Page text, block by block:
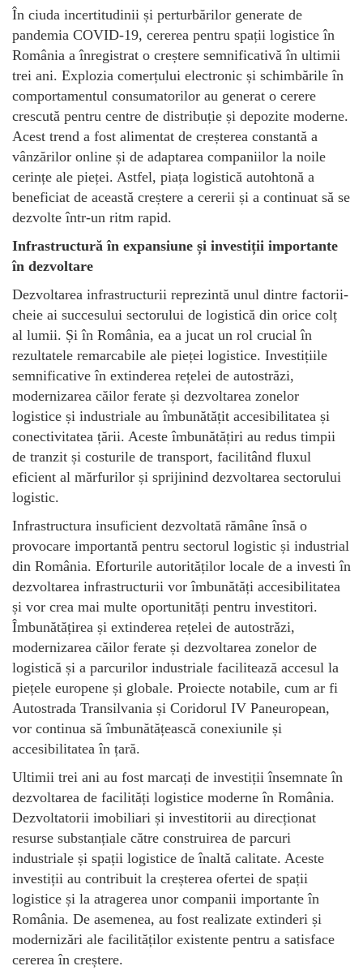
În ciuda incertitudinii și perturbărilor generate de
pandemia COVID-19, cererea pentru spații logistice în
România a înregistrat o creștere semnificativă în ultimii
trei ani. Explozia comerțului electronic și schimbările în
comportamentul consumatorilor au generat o cerere
crescută pentru centre de distribuție și depozite moderne.
Acest trend a fost alimentat de creșterea constantă a
vânzărilor online și de adaptarea companiilor la noile
cerințe ale pieței. Astfel, piața logistică autohtonă a
beneficiat de această creștere a cererii și a continuat să se
dezvolte într-un ritm rapid.
Infrastructură în expansiune și investiții importante
în dezvoltare
Dezvoltarea infrastructurii reprezintă unul dintre factorii-
cheie ai succesului sectorului de logistică din orice colț
al lumii. Și în România, ea a jucat un rol crucial în
rezultatele remarcabile ale pieței logistice. Investițiile
semnificative în extinderea rețelei de autostrăzi,
modernizarea căilor ferate și dezvoltarea zonelor
logistice și industriale au îmbunătățit accesibilitatea și
conectivitatea țării. Aceste îmbunătățiri au redus timpii
de tranzit și costurile de transport, facilitând fluxul
eficient al mărfurilor și sprijinind dezvoltarea sectorului
logistic.
Infrastructura insuficient dezvoltată rămâne însă o
provocare importantă pentru sectorul logistic și industrial
din România. Eforturile autorităților locale de a investi în
dezvoltarea infrastructurii vor îmbunătăți accesibilitatea
și vor crea mai multe oportunități pentru investitori.
Îmbunătățirea și extinderea rețelei de autostrăzi,
modernizarea căilor ferate și dezvoltarea zonelor de
logistică și a parcurilor industriale facilitează accesul la
piețele europene și globale. Proiecte notabile, cum ar fi
Autostrada Transilvania și Coridorul IV Paneuropean,
vor continua să îmbunătățească conexiunile și
accesibilitatea în țară.
Ultimii trei ani au fost marcați de investiții însemnate în
dezvoltarea de facilități logistice moderne în România.
Dezvoltatorii imobiliari și investitorii au direcționat
resurse substanțiale către construirea de parcuri
industriale și spații logistice de înaltă calitate. Aceste
investiții au contribuit la creșterea ofertei de spații
logistice și la atragerea unor companii importante în
România. De asemenea, au fost realizate extinderi și
modernizări ale facilităților existente pentru a satisface
cererea în creștere.